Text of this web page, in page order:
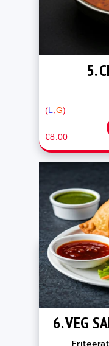
5.
(L,G)
€8.00
6. VEG